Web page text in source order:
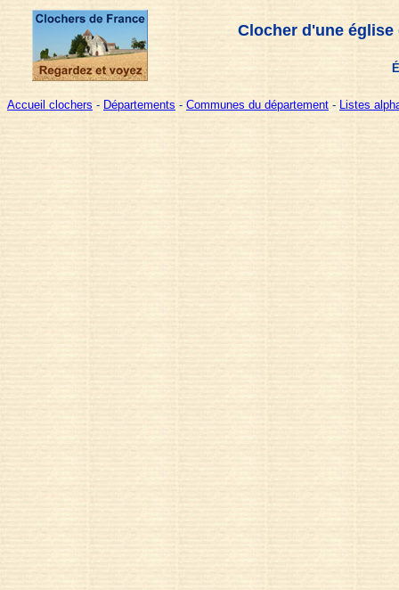
Clocher d'une
Accueil clochers - Départements - Communes du département - Listes